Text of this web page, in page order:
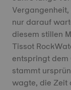
nur darauf
diesem stillen
Tissot
entspringt
stammt
wagte, die Zeit